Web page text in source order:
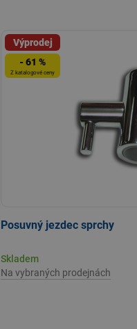
Výprodej
- 61 %
Z katalogové ceny
Posuvný jezdec sprchy
Skladem
Na vybraných prodejnách